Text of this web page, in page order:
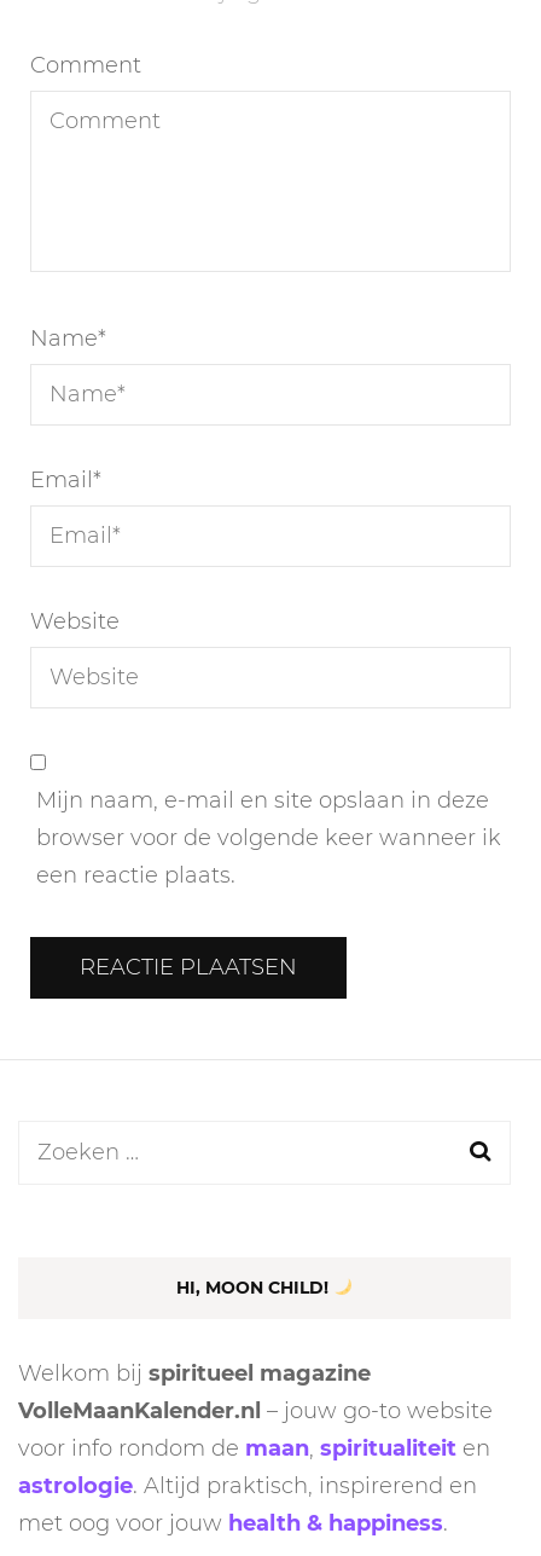
Comment
Name*
Email *
Website
Mijn naam, e-mail en site opslaan in deze
browser voor de volgende keer wanneer ik
een reactie plaats.
Zoeken
HI, MOON CHILD!
Welkom bij spiritueel magazine
VolleMaanKalender.nl – jouw go-to website
voor info rondom de maan, spiritualiteit en
astrologie. Altijd praktisch, inspirerend en
met oog voor jouw health & happiness.